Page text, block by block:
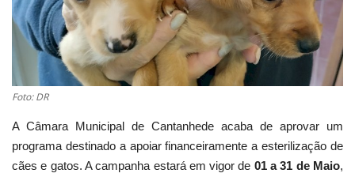
Cultura
Lazer
Foto: DR
A Câmara Municipal de Cantanhede acaba de aprovar um
programa destinado a apoiar financeiramente a esterilização de
cães e gatos. A campanha estará em vigor de 01 a 31 de Maio,